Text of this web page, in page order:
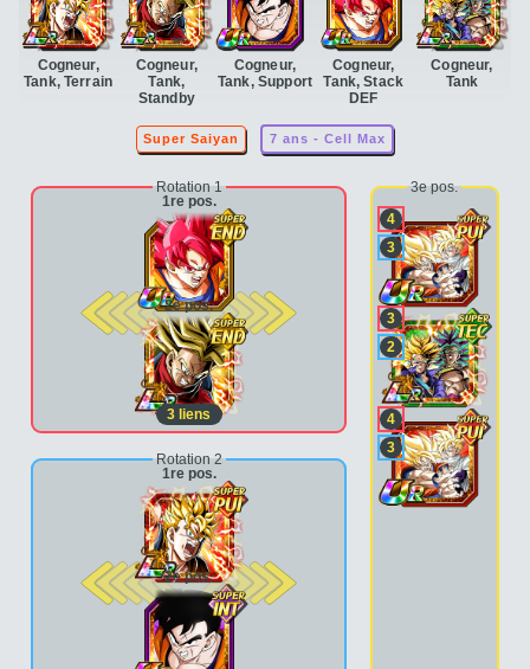
Cogneur,
Tank, Terrain
Cogneur,
Tank,
Standby
Cogneur,
Tank, Support
Cogneur,
Tank, Stack
DEF
Cogneur,
Tank
Super Saiyan 7 ans - Cell Max
Rotation 1
1re pos.
2e pos.
3 liens
Rotation 2
1re pos.
2e pos.
3e pos.
4
3
3
2
4
3